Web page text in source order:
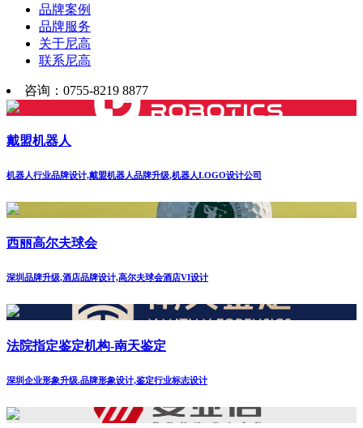
品牌案例
品牌服务
关于尼高
联系尼高
咨询：0755-8219 8877
戴盟机器人
机器人行业品牌设计,戴盟机器人品牌升级,机器人LOGO设计公司
西丽高尔夫球会
深圳品牌升级,酒店品牌设计,高尔夫球会酒店VI设计
法院指定鉴定机构-南天鉴定
深圳企业形象升级.品牌形象设计,鉴定行业标志设计